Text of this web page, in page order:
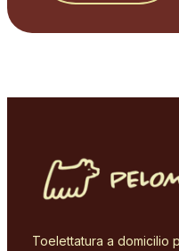
Toelettatura a domicilio